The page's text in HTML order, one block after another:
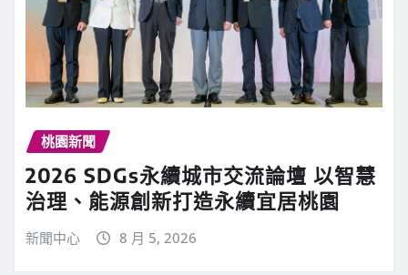
桃園新聞
2026 SDGs永續城市交流論壇 以智慧
治理、能源創新打造永續宜居桃園
新聞中心 8 月 5, 2026